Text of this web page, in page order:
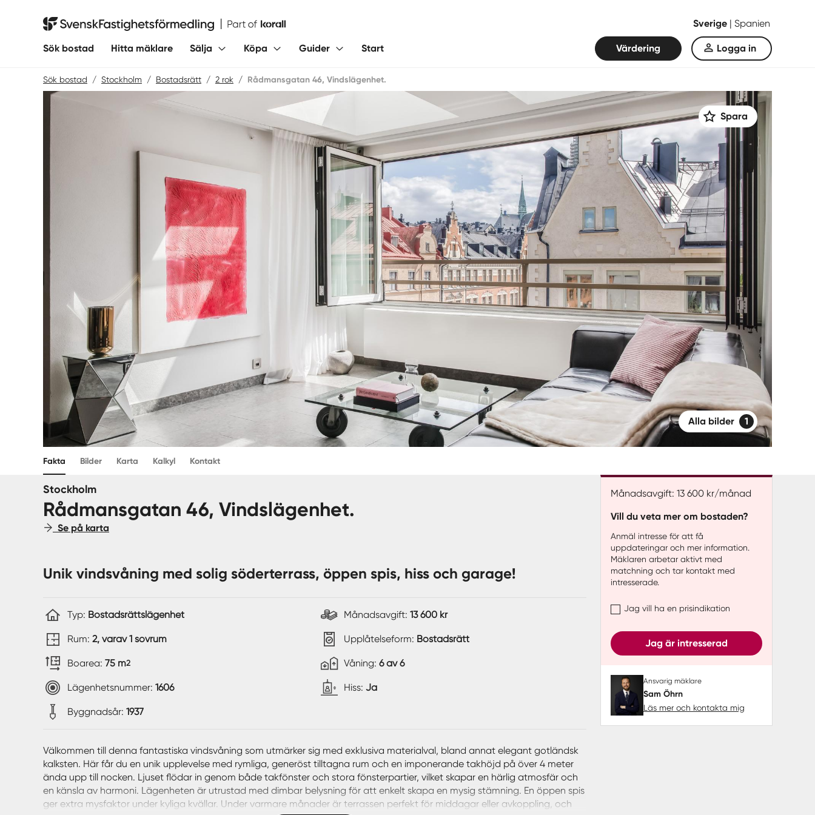
Svensk Fastighetsförmedling Sverige | Spanien
Sök bostad Hitta mäklare Sälja Köpa Guider Start Värdering Logga in
Sök bostad / Stockholm / Bostadsrätt / 2 rok / Rådmansgatan 46, Vindslägenhet.
Spara
Alla bilder 1
Månadsavgift: 13 600 kr/månad
Vill du veta mer om bostaden?
Anmäl intresse för att få
uppdateringar och mer information.
Mäklaren arbetar aktivt med
matchning och tar kontakt med
intresserade.
Jag vill ha en prisindikation
Jag är intresserad
Ansvarig mäklare
Sam Öhrn
Läs mer och kontakta mig
Fakta Bilder Karta Kalkyl Kontakt
Stockholm
Rådmansgatan 46, Vindslägenhet.
Se på karta
Unik vindsvåning med solig söderterrass, öppen spis, hiss och garage!
Typ: Bostadsrättslägenhet
Rum: 2, varav 1 sovrum
Boarea: 75 m2
Lägenhetsnummer: 1606
Byggnadsår: 1937
Månadsavgift: 13 600 kr
Upplåtelseform: Bostadsrätt
Våning: 6 av 6
Hiss: Ja
Välkommen till denna fantastiska vindsvåning som utmärker sig med exklusiva materialval, bland annat elegant gotländsk
kalksten. Här får du en unik upplevelse med rymliga, generöst tilltagna rum och en imponerande takhöjd på över 4 meter
ända upp till nocken. Ljuset flödar in genom både takfönster och stora fönsterpartier, vilket skapar en härlig atmosfär och
en känsla av harmoni. Lägenheten är utrustad med dimbar belysning för att enkelt skapa en mysig stämning. En öppen spis
ger extra mysfaktor under kyliga kvällar. Under varmare månader är terrassen perfekt för middagar eller avkoppling, och